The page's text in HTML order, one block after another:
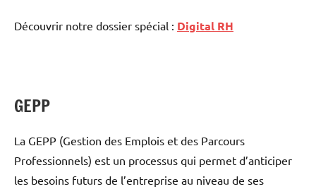
Découvrir notre dossier spécial : Digital RH
GEPP
La GEPP (Gestion des Emplois et des Parcours
Professionnels) est un processus qui permet d’anticiper
les besoins futurs de l’entreprise au niveau de ses